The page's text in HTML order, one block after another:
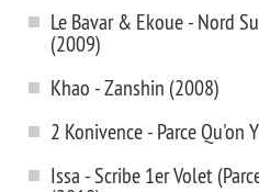
Le Bavar & Ekoue - Nord
(2009)
Khao - Zanshin (2008)
2 Konivence - Parce Qu'on
Issa - Scribe 1er Volet